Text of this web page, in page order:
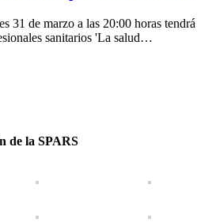
31 de marzo a las 20:00 horas tendrá
sanitarios 'La salud…
de la SPARS